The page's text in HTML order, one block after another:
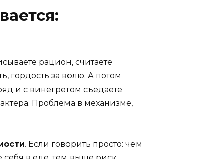
рацион, считаете
гордость за волю. А потом
и с винегретом съедаете
Проблема в механизме,
. Если говорить просто: чем